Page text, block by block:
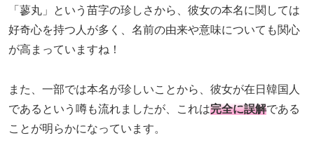
「蓼丸」という苗字の珍しさから、彼女の本名に関しては
好奇心を持つ人が多く、名前の由来や意味についても関心
が高まっていますね！
また、一部では本名が珍しいことから、彼女が在日韓国人
であるという噂も流れましたが、これは完全に誤解である
ことが明らかになっています。